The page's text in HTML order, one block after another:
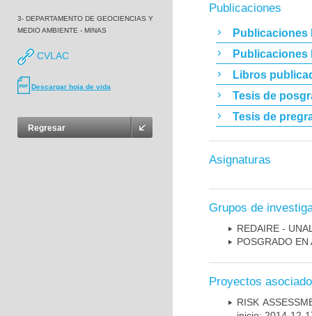
3- DEPARTAMENTO DE GEOCIENCIAS Y
MEDIO AMBIENTE - MINAS
CVLAC
Descargar hoja de vida
Regresar
Publicaciones
Publicaciones
Publicaciones
Libros
Tesis de
Tesis de
Asignaturas
Grupos de
REDAIRE -
POSGRADO
Proyectos
RISK